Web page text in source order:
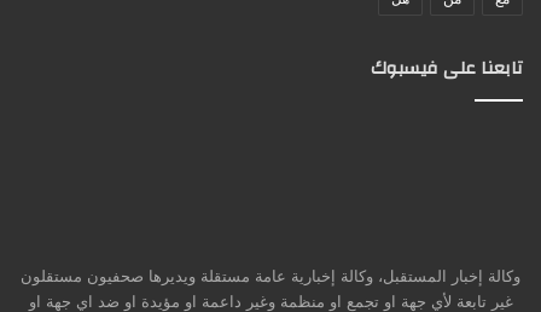
تابعنا على فيسبوك
وكالة إخبار المستقبل، وكالة إخبارية عامة مستقلة ويديرها صحفيون مستقلون
غير تابعة لأي جهة او تجمع او منظمة وغير داعمة او مؤيدة او ضد اي جهة او